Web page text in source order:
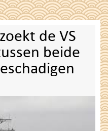
de VS
beide